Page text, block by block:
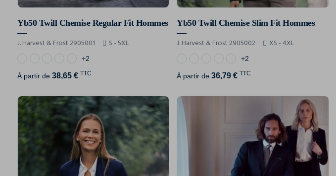
Yb50 Twill Chemise Regular Fit Hommes
J. Harvest & Frost 2905001 S - 5XL
+2
À partir de 38,65 € TTC
Yb50 Twill Chemise Slim Fit Hommes
J. Harvest & Frost 2905002 XS - 4XL
+2
À partir de36,79 € TTC